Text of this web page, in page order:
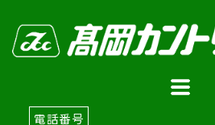
テ
電話番号